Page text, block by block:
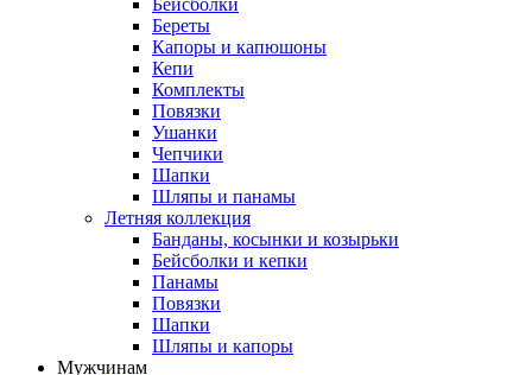
Бейсболки
Береты
Капоры и капюшоны
Кепи
Комплекты
Повязки
Ушанки
Чепчики
Шапки
Шляпы и панамы
Летняя коллекция
Банданы, косынки и козырьки
Бейсболки и кепки
Панамы
Повязки
Шапки
Шляпы и капоры
Мужчинам